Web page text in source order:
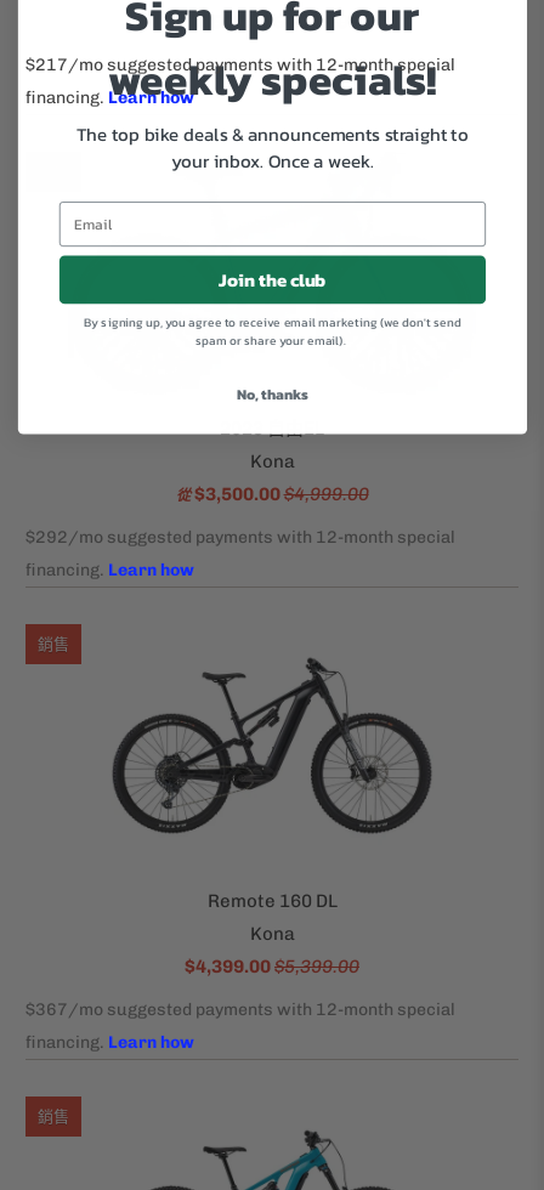
$2,599.00 $4,199.00
2023 自由EL
Kona
從 $3,500.00$4,999.00
Remote 160 DL
Kona
$4,399.00$5,399.00
銷售
銷售
Sign up for our
weekly specials!
The top bike deals & announcements straight to
your inbox. Once a week.
Join the club
By signing up, you agree to receive email marketing (we don't send
spam or share your email).
No, thanks